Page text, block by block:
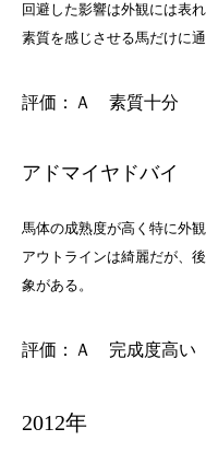
回避した影響は外観には表
素質を感じさせる馬だけに
評価：Ａ 素質十分
アドマイヤドバイ
馬体の成熟度が高く特に外
アウトラインは綺麗だが、
象がある。
評価：Ａ 完成度高い
2012年